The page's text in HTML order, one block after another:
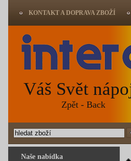
Naše nabídka
KONTAKT A DOPRAVA ZBOŽÍ
Váš Svět
Zpět - Back